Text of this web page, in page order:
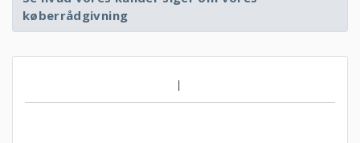
køberrådgivning